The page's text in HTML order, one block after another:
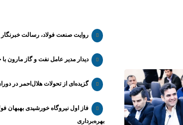
روایت صنعت فولاد،‌ رسالت خبرنگار
دیدار مدیر عامل نفت و گاز مارون با
گزیده‌ای از تحولات هلال‌احمر در
فاز اول نیروگاه خورشیدی بهبهان
بهره‌برداری